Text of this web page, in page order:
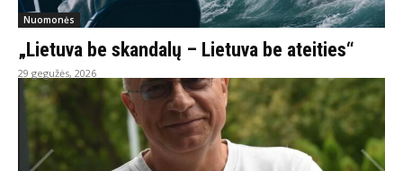
Nuomonės
„Lietuva be skandalų – Lietuva be ateities“
29 gegužės, 2026